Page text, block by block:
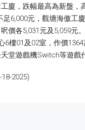
廈，跌幅最高為新盤，
足6,000元，觀塘海傲工
價各5,031元及5,059元
6樓01及02室，作價
堂遊戲機Switch等遊戲
2025)